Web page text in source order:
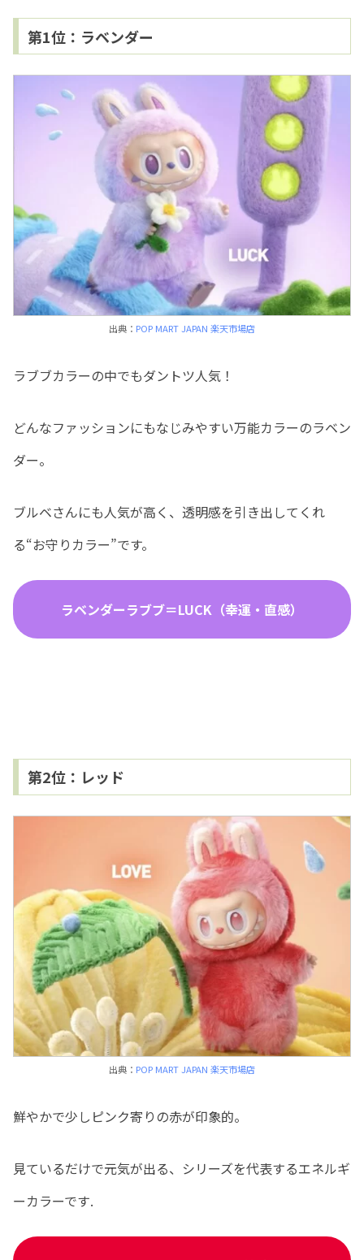
第1位：ラベンダー
出典： POP MART JAPAN 楽天市場店
ラブブカラーの中でもダントツ人気！
どんなファッションにもなじみやすい万能カラーのラベン
ダー。
ブルベさんにも人気が高く、透明感を引き出してくれ
る“お守りカラー”です。
ラベンダーラブブ＝LUCK（幸運・直感）
第2位：レッド
出典： POP MART JAPAN 楽天市場店
鮮やかで少しピンク寄りの赤が印象的。
見ているだけで元気が出る、シリーズを代表するエネルギ
ーカラーです.